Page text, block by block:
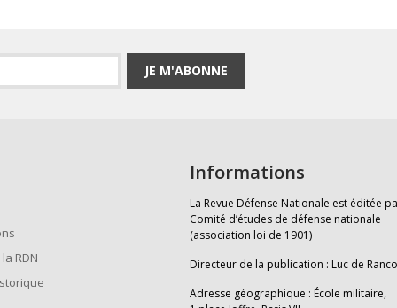
JE M'ABONNE
RDN
Informations
La Revue Défense Nationale est éditée
Comité d’études de défense nationale
(association loi de 1901)
Directeur de la publication : Luc de
Adresse géographique : École militaire,